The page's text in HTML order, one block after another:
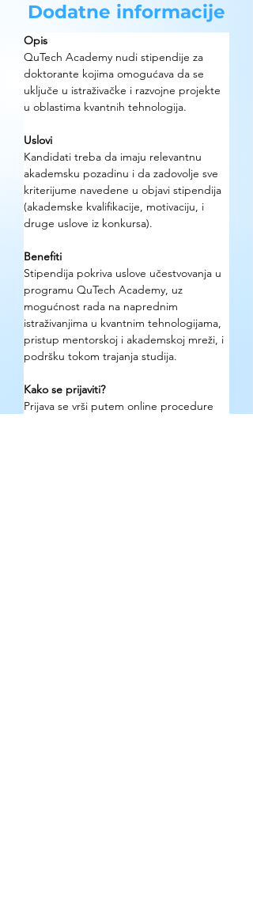
Dodatne informacije
Opis
QuTech Academy nudi stipendije za
doktorante kojima omogućava da se
uključe u istraživačke i razvojne projekte
u oblastima kvantnih tehnologija.
Uslovi
Kandidati treba da imaju relevantnu
akademsku pozadinu i da zadovolje sve
kriterijume navedene u objavi stipendija
(akademske kvalifikacije, motivaciju, i
druge uslove iz konkursa).
Benefiti
Stipendija pokriva uslove učestvovanja u
programu QuTech Academy, uz
mogućnost rada na naprednim
istraživanjima u kvantnim tehnologijama,
pristup mentorskoj i akademskoj mreži, i
podršku tokom trajanja studija.
Kako se prijaviti?
Prijava se vrši putem online procedure